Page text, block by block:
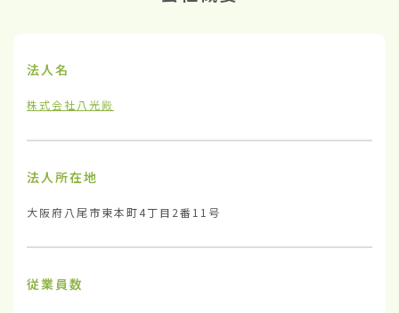
法人名
株式会社八光殿
法人所在地
大阪府八尾市東本町4丁目2番11号
従業員数